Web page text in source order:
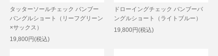
タッターソールチェック バンブー
バングルショート（リーフグリーン
×サックス）
19,800円(税込)
ドローイングチェック バンブーバ
ングルショート（ライトブルー）
19,800円(税込)